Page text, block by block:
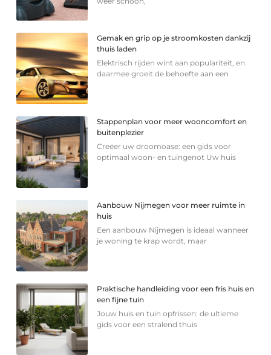
Gemak en grip op je stroomkosten dankzij
thuis laden
Elektrisch rijden wint aan populariteit, en
daarmee groeit de behoefte aan een
Stappenplan voor meer wooncomfort en
buitenplezier
Creëer uw droomoase: een gids voor
optimaal woon- en tuingenot Uw huis
Aanbouw Nijmegen voor meer ruimte in
huis
Een aanbouw Nijmegen is ideaal wanneer
je woning te krap wordt, maar
Praktische handleiding voor een fris huis en
een fijne tuin
Jouw huis en tuin opfrissen: de ultieme
gids voor een stralend thuis